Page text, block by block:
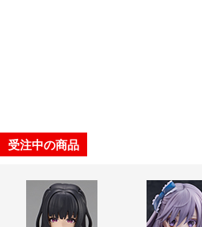
受注中の商品